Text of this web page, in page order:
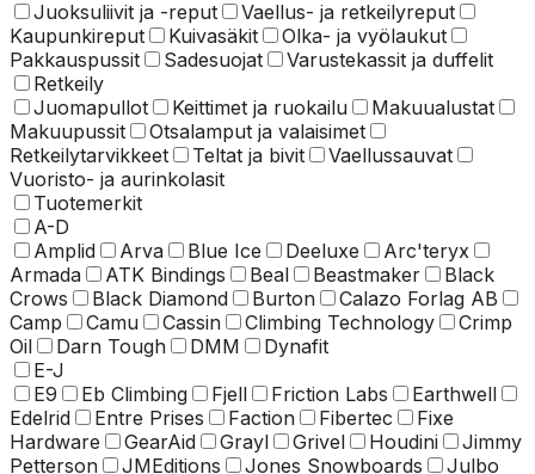
Juoksuliivit ja -reput
Vaellus- ja retkeilyreput
Kaupunkireput
Kuivasäkit
Olka- ja vyölaukut
Pakkauspussit
Sadesuojat
Varustekassit ja duffelit
Retkeily
Juomapullot
Keittimet ja ruokailu
Makuualustat
Makuupussit
Otsalamput ja valaisimet
Retkeilytarvikkeet
Teltat ja bivit
Vaellussauvat
Vuoristo- ja aurinkolasit
Tuotemerkit
A-D
Amplid
Arva Blue Ice Deeluxe
Arc'teryx
Armada
ATK Bindings Beal Beastmaker
Black
Crows
Black Diamond Burton
Calazo Forlag AB
Camp
Camu Cassin Climbing Technology
Crimp
Oil
Darn Tough DMM
Dynafit
E-J
E9
Eb Climbing Fjell Friction Labs
Earthwell
Edelrid
Entre Prises Faction Fibertec
Fixe
Hardware
GearAid Grayl Grivel Houdini
Jimmy
Petterson
JMEditions Jones Snowboards
Julbo